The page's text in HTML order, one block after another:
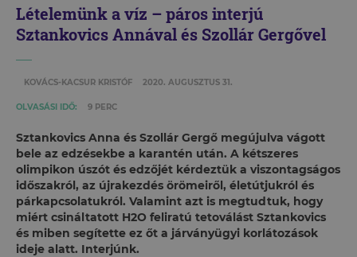
Lételemünk a víz – páros interjú
Sztankovics Annával és Szollár Gergővel
KOVÁCS-KACSUR KRISTÓF 2020. AUGUSZTUS 31.
OLVASÁSI IDŐ: 9 PERC
Sztankovics Anna és Szollár Gergő megújulva vágott
bele az edzésekbe a karantén után. A kétszeres
olimpikon úszót és edzőjét kérdeztük a viszontagságos
időszakról, az újrakezdés örömeiről, életútjukról és
párkapcsolatukról. Valamint azt is megtudtuk, hogy
miért csináltatott H2O feliratú tetoválást Sztankovics
és miben segítette ez őt a járványügyi korlátozások
ideje alatt. Interjúnk.